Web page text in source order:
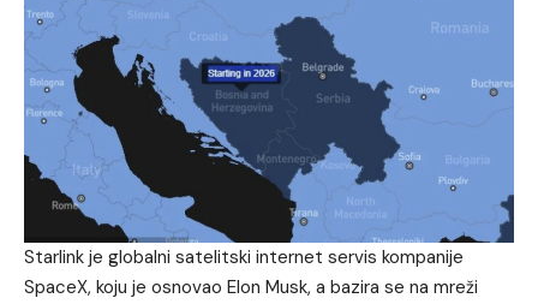
Starlink je globalni satelitski internet servis kompanije
SpaceX, koju je osnovao Elon Musk, a bazira se na mreži